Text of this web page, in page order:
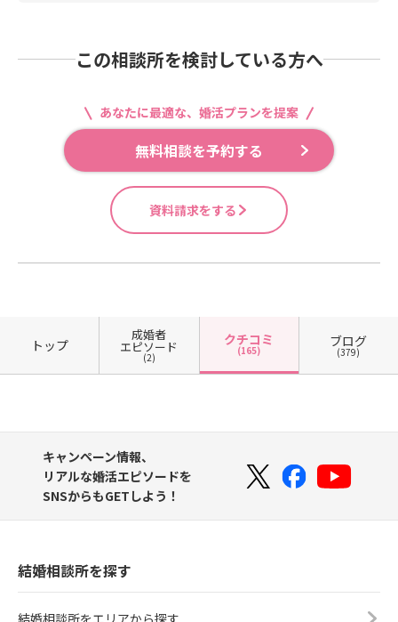
この相談所を検討している方へ
あなたに最適な、婚活プランを提案
無料相談を予約する
資料請求をする
トップ
成婚者
エピソード
(2)
クチコミ
(165)
ブログ
(379)
キャンペーン情報、
リアルな婚活エピソードを
SNSからもGETしよう！
結婚相談所を探す
結婚相談所をエリアから探す